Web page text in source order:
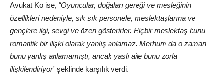
Avukat Ko ise, “Oyuncular, doğaları gereği ve mesleğinin
özellikleri nedeniyle, sık sık personele, meslektaşlarına ve
gençlere ilgi, sevgi ve özen gösterirler. Hiçbir meslektaş bunu
romantik bir ilişki olarak yanlış anlamaz. Merhum da o zaman
bunu yanlış anlamamıştı, ancak yaslı aile bunu zorla
ilişkilendiriyor”şeklinde karşılık verdi.